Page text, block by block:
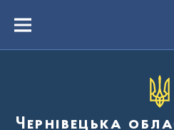
вмістуMenu
Чернівецька